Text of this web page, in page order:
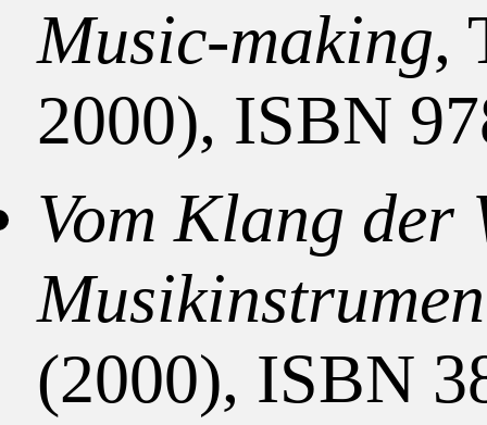
Music-making,
2000), ISBN
Vom Klang der
(2000), ISBN